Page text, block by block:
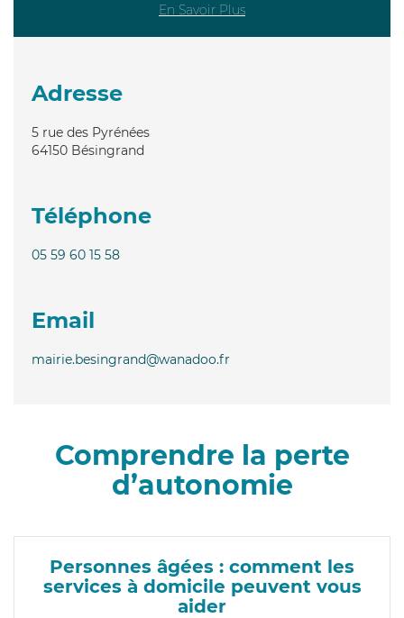
En Savoir Plus
Adresse
5 rue des Pyrénées
64150 Bésingrand
Téléphone
05 59 60 15 58
Email
mairie.besingrand@wanadoo.fr
Comprendre la perte
d’autonomie
Personnes âgées : comment les
services à domicile peuvent vous
aider